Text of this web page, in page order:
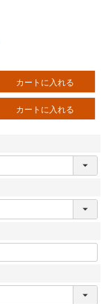
カートに入れる
カートに入れる